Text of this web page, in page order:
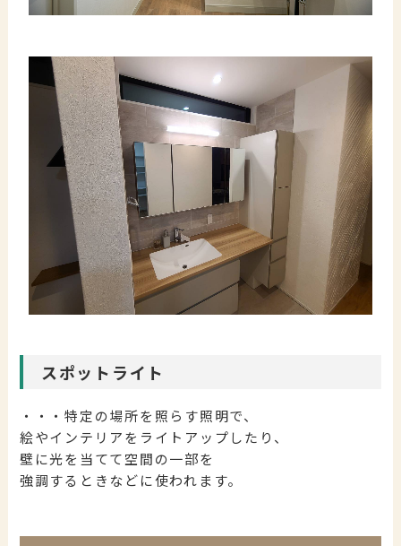
スポットライト
・・・特定の場所を照らす照明で、
絵やインテリアをライトアップしたり、
壁に光を当てて空間の一部を
強調するときなどに使われます。